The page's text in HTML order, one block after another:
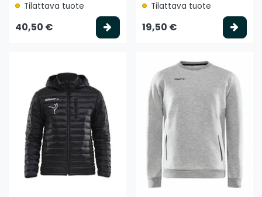
Tilattava tuote
40,50 € Valitse vaihtoehto
Tilattava tuote
19,50 €